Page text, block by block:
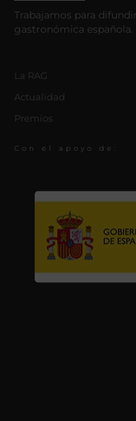
Trabajamos para
gastronómica española.
La RAG
Actualidad
Premios
Con el apoyo de: